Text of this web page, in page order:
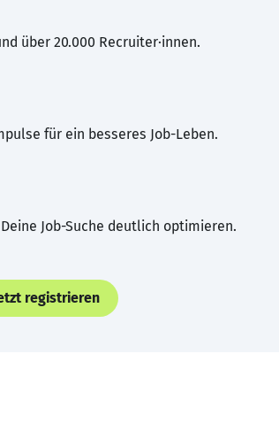
über 20.000 Recruiter·innen.
für ein besseres Job-Leben.
Job-Suche deutlich optimieren.
registrieren